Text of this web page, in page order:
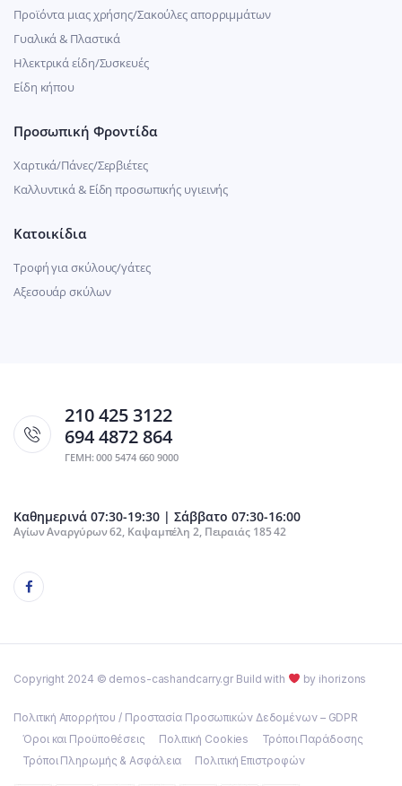
Προϊόντα μιας χρήσης/Σακούλες απορριμμάτων
Γυαλικά & Πλαστικά
Ηλεκτρικά είδη/Συσκευές
Είδη κήπου
Προσωπική Φροντίδα
Χαρτικά/Πάνες/Σερβιέτες
Καλλυντικά & Είδη προσωπικής υγιεινής
Κατοικίδια
Τροφή για σκύλους/γάτες
Αξεσουάρ σκύλων
210 425 3122
694 4872 864
ΓΕΜΗ: 000 5474 660 9000
Καθημερινά 07:30-19:30 | Σάββατο 07:30-16:00
Αγίων Αναργύρων 62, Καψαμπέλη 2, Πειραιάς 185 42
Copyright 2024 © demos-cashandcarry.gr Build with by ihorizons
Πολιτική Απορρήτου / Προστασία Προσωπικών Δεδομένων – GDPR
Όροι και Προϋποθέσεις
Πολιτική Cookies
Τρόποι Παράδοσης
Τρόποι Πληρωμής & Ασφάλεια
Πολιτική Επιστροφών